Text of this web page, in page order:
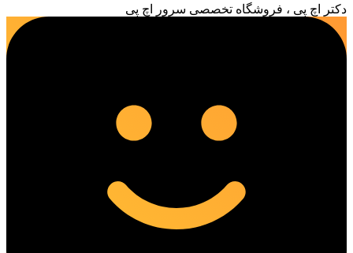
دکتر اچ پی ، فروشگاه تخصصی سرور اچ پی